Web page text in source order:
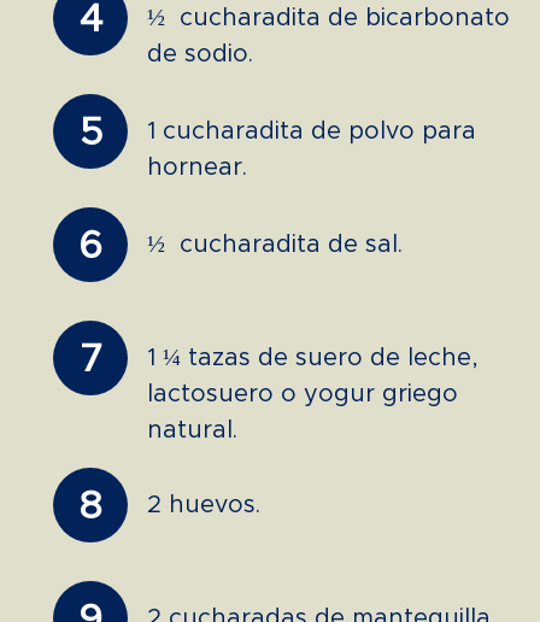
4
½ cucharadita de bicarbonato
de sodio.
5
1 cucharadita de polvo para
hornear.
6 ½ cucharadita de sal.
7
1 ¼ tazas de suero de leche,
lactosuero o yogur griego
natural.
8 2 huevos.